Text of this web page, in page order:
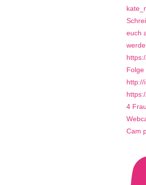
4
Cam